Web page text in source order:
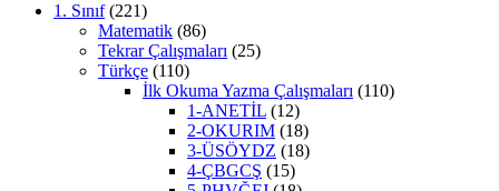
1. Sınıf(221)
Matematik (86)
Tekrar Çalışmaları (25)
Türkçe (110)
İlk Okuma Yazma Çalışmaları (110)
1-ANETİL (12)
2-OKURIM (18)
3-ÜSÖYDZ (18)
4-ÇBGCŞ (15)